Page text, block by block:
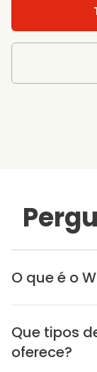
O que é o
Que tipos
oferece?